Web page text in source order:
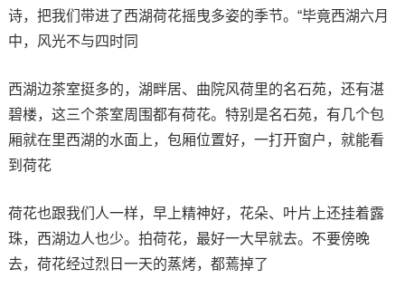
诗，把我们带进了西湖荷花摇曳多姿的季节。“毕竟西湖六月
中，风光不与四时同
西湖边茶室挺多的，湖畔居、曲院风荷里的名石苑，还有湛
碧楼，这三个茶室周围都有荷花。特别是名石苑，有几个包
厢就在里西湖的水面上，包厢位置好，一打开窗户，就能看
到荷花
荷花也跟我们人一样，早上精神好，花朵、叶片上还挂着露
珠，西湖边人也少。拍荷花，最好一大早就去。不要傍晚
去，荷花经过烈日一天的蒸烤，都蔫掉了